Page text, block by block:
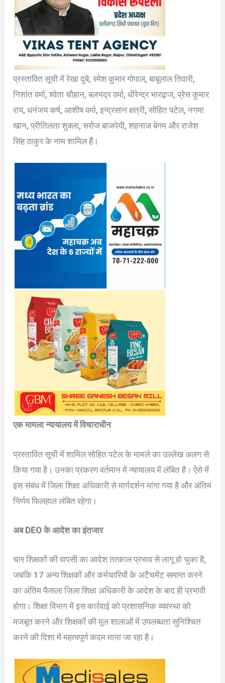
प्रस्तावित सूची में रेखा दुबे, रमेश कुमार गोपाल, बाबूलाल तिवारी,
निशांत वर्मा, श्वेता चौहान, बलभद्र वर्मा, धीरेन्द्र भारद्वाज, प्रेस कुमार
राय, धनंजय कर्ष, आशीष वर्मा, इन्द्रसान क्षत्री, सोहित पटेल, नगमा
खान, प्रीतिलता शुक्ला, सरोज बाजपेयी, शहनाज बेगम और राजेश
सिंह ठाकुर के नाम शामिल हैं।
एक मामला न्यायालय में विचाराधीन
प्रस्तावित सूची में शामिल सोहित पटेल के मामले का उल्लेख अलग से
किया गया है। उनका प्रकरण वर्तमान में न्यायालय में लंबित है। ऐसे में
इस संबंध में जिला शिक्षा अधिकारी से मार्गदर्शन मांगा गया है और अंतिम
निर्णय फिलहाल लंबित रहेगा।
अब DEO के आदेश का इंतजार
चार शिक्षकों की वापसी का आदेश तत्काल प्रभाव से लागू हो चुका है,
जबकि 17 अन्य शिक्षकों और कर्मचारियों के अटैचमेंट समाप्त करने
का अंतिम फैसला जिला शिक्षा अधिकारी के आदेश के बाद ही प्रभावी
होगा। शिक्षा विभाग में इस कार्रवाई को प्रशासनिक व्यवस्था को
मजबूत करने और शिक्षकों की मूल शालाओं में उपलब्धता सुनिश्चित
करने की दिशा में महत्वपूर्ण कदम माना जा रहा है।